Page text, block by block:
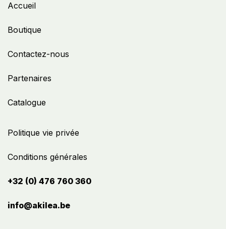
Politique vie privée
Conditions générales
+32 (0) 476 760 360
info@akilea.be​
Accueil
Boutique
Contactez-nous
Partenaires
Catalogue